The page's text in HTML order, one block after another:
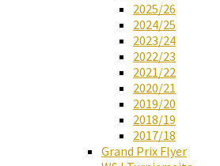
2025/26
2024/25
2023/24
2022/23
2021/22
2020/21
2019/20
2018/19
2017/18
Grand Prix Flyer